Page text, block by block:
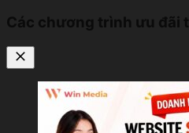
Các chương trình ưu đãi